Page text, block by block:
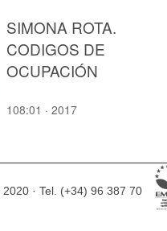
SIMONA ROTA.
CODIGOS DE
OCUPACIÓN
108:01 · 2017
· Tel. (+34) 96 387 70